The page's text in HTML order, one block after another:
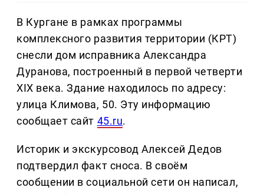
В Кургане в рамках программы
комплексного развития территории (КРТ)
снесли дом исправника Александра
Дуранова, построенный в первой четверти
XIX века. Здание находилось по адресу:
улица Климова, 50. Эту информацию
сообщает сайт 45.ru.
Историк и экскурсовод Алексей Дедов
подтвердил факт сноса. В своём
сообщении в социальной сети он написал,